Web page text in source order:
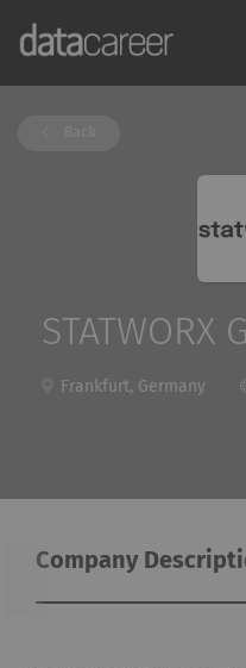
STATWORX
Frankfurt, Germany
Company